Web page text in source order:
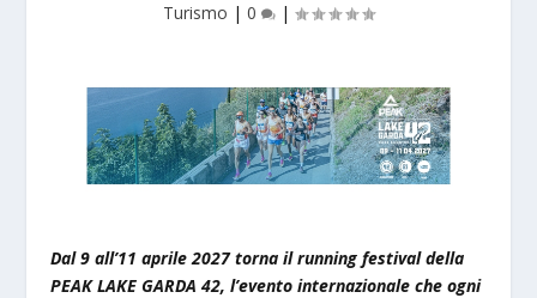
Turismo | 0 |
Dal 9 all’11 aprile 2027 torna il running festival della
PEAK LAKE GARDA 42, l’evento internazionale che ogni